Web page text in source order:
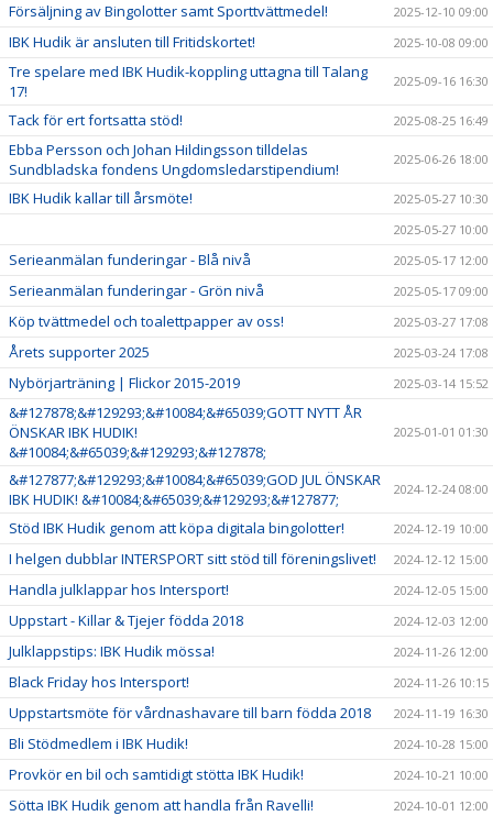
HALLBOKNING
SPONSORER
LIVESÄNDNINGAR / HIGHLIGHTS
Försäljning av Bingolotter samt Sporttvättmedel! 2025-12-10 09:00
IBK Hudik är ansluten till Fritidskortet! 2025-10-08 09:00
Tre spelare med IBK Hudik-koppling uttagna till Talang
17!
2025-09-16 16:30
Tack för ert fortsatta stöd! 2025-08-25 16:49
Ebba Persson och Johan Hildingsson tilldelas
Sundbladska fondens Ungdomsledarstipendium!
2025-06-26 18:00
IBK Hudik kallar till årsmöte!
2025-05-27 10:30
2025-05-27 10:00
Serieanmälan funderingar - Blå nivå 2025-05-17 12:00
Serieanmälan funderingar - Grön nivå 2025-05-17 09:00
Köp tvättmedel och toalettpapper av oss! 2025-03-27 17:08
Årets supporter 2025 2025-03-24 17:08
Nybörjarträning | Flickor 2015-2019 2025-03-14 15:52
&#127878;&#129293;&#10084;&#65039;GOTT NYTT ÅR
ÖNSKAR IBK HUDIK!
&#10084;&#65039;&#129293;&#127878;
2025-01-01 01:30
&#127877;&#129293;&#10084;&#65039;GOD JUL ÖNSKAR
IBK HUDIK! &#10084;&#65039;&#129293;&#127877;
2024-12-24 08:00
Stöd IBK Hudik genom att köpa digitala bingolotter! 2024-12-19 10:00
I helgen dubblar INTERSPORT sitt stöd till föreningslivet! 2024-12-12 15:00
Handla julklappar hos Intersport! 2024-12-05 15:00
Uppstart - Killar & Tjejer födda 2018 2024-12-03 12:00
Julklappstips: IBK Hudik mössa! 2024-11-26 12:00
Black Friday hos Intersport! 2024-11-26 10:15
Uppstartsmöte för vårdnashavare till barn födda 2018 2024-11-19 16:30
Bli Stödmedlem i IBK Hudik! 2024-10-28 15:00
Provkör en bil och samtidigt stötta IBK Hudik! 2024-10-21 10:00
Sötta IBK Hudik genom att handla från Ravelli! 2024-10-01 12:00